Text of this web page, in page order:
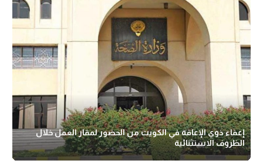
إعفاء ذوي الإعاقة في الكويت من الحضور لمقار العمل خلال
الظروف الاستثنائية